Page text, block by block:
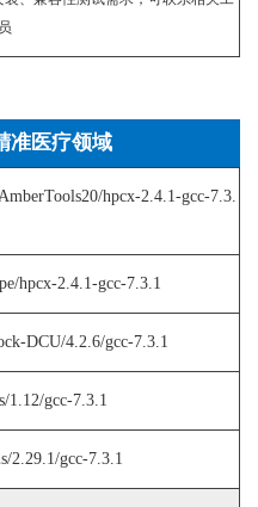
准医疗领域
hpcx-2.4.1-gcc-7.3.
hpcx-2.4.1-gcc-7.3.1
DCU/4.2.6/gcc-7.3.1
1.12/gcc-7.3.1
2.29.1/gcc-7.3.1